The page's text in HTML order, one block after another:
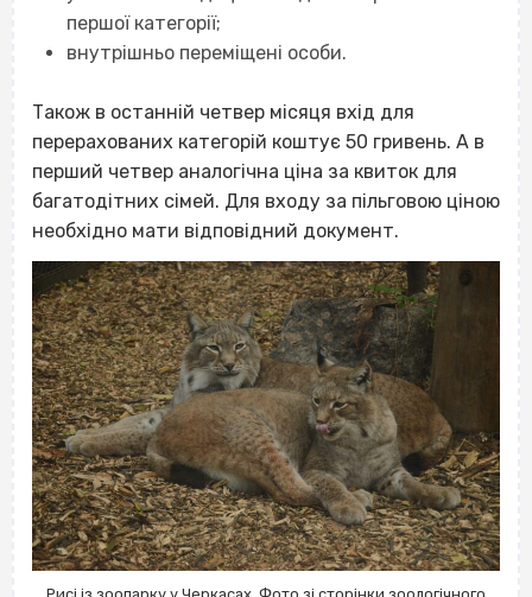
першої категорії;
внутрішньо переміщені особи.
Також в останній четвер місяця вхід для
перерахованих категорій коштує 50 гривень. А в
перший четвер аналогічна ціна за квиток для
багатодітних сімей. Для входу за пільговою ціною
необхідно мати відповідний документ.